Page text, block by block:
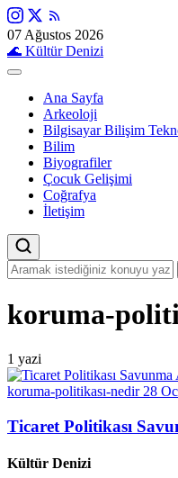
07 Ağustos 2026
🌊 Kültür Denizi
Ana Sayfa
Arkeoloji
Bilgisayar Bilişim
Bilim
Biyografiler
Çocuk Gelişimi
Coğrafya
İletişim
koruma-
1 yazi
koruma-politikası-nedir 28
Ticaret Politikası
Kültür Denizi